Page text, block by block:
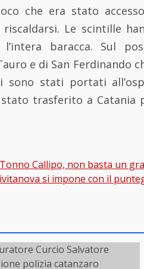
che era stato
Le scintille
baracca. Sul
e di San Ferdinando
sono stati portati
trasferito a Catania
Callipo, non basta un
si impone con il